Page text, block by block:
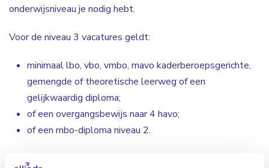
onderwijsniveau je nodig hebt.
Voor de niveau 3 vacatures geldt:
minimaal lbo, vbo, vmbo, mavo kaderberoepsgerichte,
gemengde of theoretische leerweg of een
gelijkwaardig diploma;
of een overgangsbewijs naar 4 havo;
of een mbo-diploma niveau 2.